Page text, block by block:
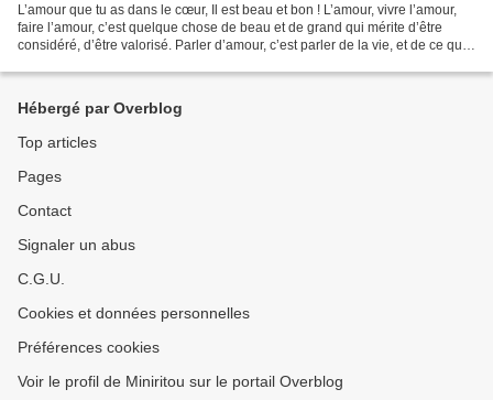
L’amour que tu as dans le cœur, Il est beau et bon ! L’amour, vivre l’amour,
faire l’amour, c’est quelque chose de beau et de grand qui mérite d’être
considéré, d’être valorisé. Parler d’amour, c’est parler de la vie, et de ce qui
Hébergé par Overblog
Top articles
Pages
Contact
Signaler un abus
C.G.U.
Cookies et données personnelles
Préférences cookies
Voir le profil de Miniritou sur le portail Overblog